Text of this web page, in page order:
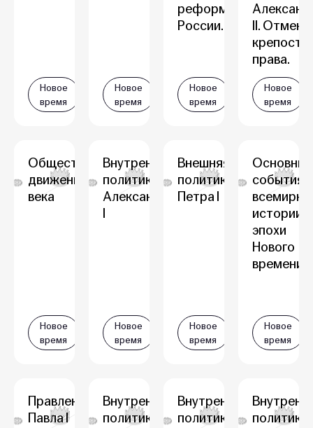
Новое
время
Новое
время
реформы
России.
Новое
время
II. Отмена
права.
Новое
время
Общественное
движение XIX
века
Новое
время
Внутренняя
политика
Александра
I
Новое
время
Внешняя
политика
Петра I
Новое
время
Основные
события
истории
эпохи
Нового
времени
Новое
время
Правление
Павла I
Внутренняя
политика
Внутренняя
политика
политика